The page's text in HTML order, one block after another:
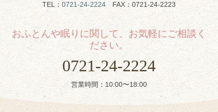
TEL： 0721-24-2224 FAX：0721-24-2223
おふとんや眠りに関して、お気軽にご相談く
ださい。
0721-24-2224
営業時間：10:00〜18:00